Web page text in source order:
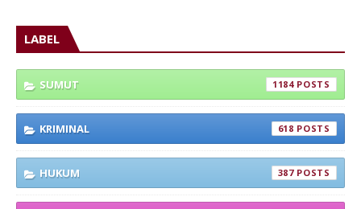
LABEL
SUMUT 1184
KRIMINAL 618
HUKUM 387